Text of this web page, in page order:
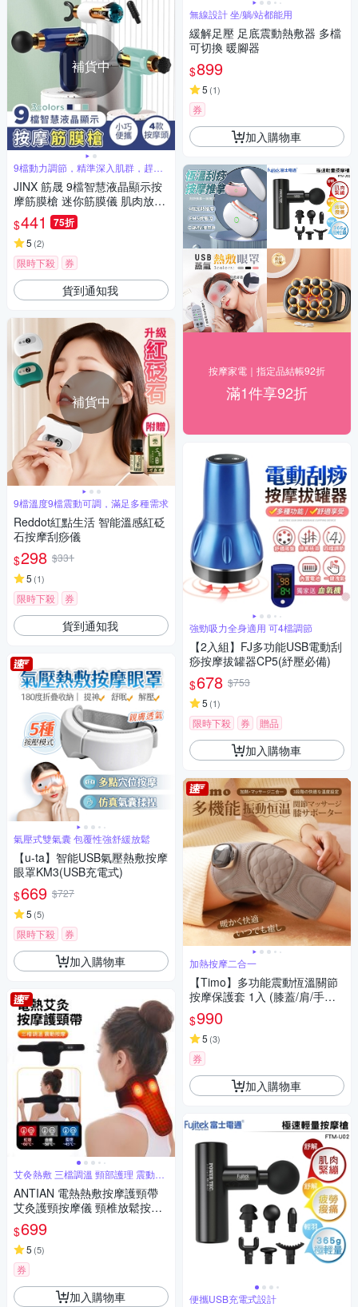
補貨中
9檔動力調節，精準深入肌群，趕走
身體疲勞
JINX 筋晟 9檔智慧液晶顯示按
摩筋膜槍 迷你筋膜儀 肌肉放鬆
按摩器 舒緩按摩儀 運動放鬆
$441 75折
5 (2)
限時下殺 券
貨到通知我
補貨中
9檔溫度9檔震動可調，滿足多種需求
Reddot紅點生活 智能溫感紅砭
石按摩刮痧儀
$298 $331
5 (1)
限時下殺 券
貨到通知我
氣壓式雙氣囊 包覆性強舒緩放鬆
【u-ta】智能USB氣壓熱敷按摩
眼罩KM3(USB充電式)
$669 $727
5 (5)
限時下殺 券
加入購物車
艾灸熱敷 三檔調溫 頸部護理 震動按
摩
ANTIAN 電熱熱敷按摩護頸帶
艾灸護頸按摩儀 頸椎放鬆按摩
器 護脖保暖神器
$699
5 (5)
券
加入購物車
無線設計 坐/躺/站都能用
緩解足壓 足底震動熱敷器 多檔
可切換 暖腳器
$899
5 (1)
券
加入購物車
按摩家電｜指定品結帳92折
滿1件享92折
強勁吸力全身適用 可4檔調節
【2入組】FJ多功能USB電動刮
痧按摩拔罐器CP5(紓壓必備)
$678 $753
5 (1)
限時下殺 券 贈品
加入購物車
加熱按摩二合一
【Timo】多功能震動恆溫關節
按摩保護套 1入 (膝蓋/肩/手肘
通用)
$990
5 (3)
券
加入購物車
便攜USB充電式設計